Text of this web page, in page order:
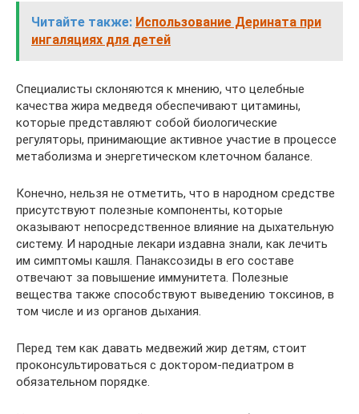
Читайте также: Использование Дерината при
ингаляциях для детей
Специалисты склоняются к мнению, что целебные
качества жира медведя обеспечивают цитамины,
которые представляют собой биологические
регуляторы, принимающие активное участие в процессе
метаболизма и энергетическом клеточном балансе.
Конечно, нельзя не отметить, что в народном средстве
присутствуют полезные компоненты, которые
оказывают непосредственное влияние на дыхательную
систему. И народные лекари издавна знали, как лечить
им симптомы кашля. Панаксозиды в его составе
отвечают за повышение иммунитета. Полезные
вещества также способствуют выведению токсинов, в
том числе и из органов дыхания.
Перед тем как давать медвежий жир детям, стоит
проконсультироваться с доктором-педиатром в
обязательном порядке.